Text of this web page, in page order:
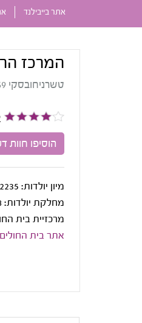
אתר בייבילנד
המרכז
טשרניחובסקי 59 כפר סבא
הוסיפו חוות
מיון יולדות:
מחלקת יולדות:
מרכזיית בית
אתר בית החולים